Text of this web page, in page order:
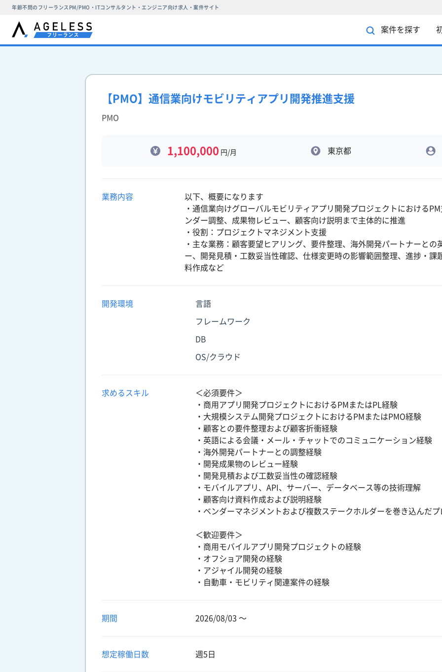
年齢不問のフリーランスPM/PMO・ITコンサルタント・エンジニア向け求人・案件サイト
案件を探す
【PMO】通信業向けモビリティアプリ開発推進支援
PMO
1,100,000 円/月 東京都
業務内容
以下、概要になります
・通信業向けグローバルモビリティアプリ開発プロジェクトにおける
ンダー調整、成果物レビュー、顧客向け説明まで主体的に推進
・役割：プロジェクトマネジメント支援
・主な業務：顧客要望ヒアリング、要件整理、海外開発パートナーとの
ー、開発見積・工数妥当性確認、仕様変更時の影響範囲整理、進捗・課
料作成など
開発環境 言語
フレームワーク
DB
OS/クラウド
求めるスキル
＜必須要件＞
・商用アプリ開発プロジェクトにおけるPMまたはPL経験
・大規模システム開発プロジェクトにおけるPMまたはPMO経験
・顧客との要件整理および顧客折衝経験
・英語による会議・メール・チャットでのコミュニケーション経験
・海外開発パートナーとの調整経験
・開発成果物のレビュー経験
・開発見積および工数妥当性の確認経験
・モバイルアプリ、API、サーバー、データベース等の技術理解
・顧客向け資料作成および説明経験
・ベンダーマネジメントおよび複数ステークホルダーを巻き込んだ
＜歓迎要件＞
・商用モバイルアプリ開発プロジェクトの経験
・オフショア開発の経験
・アジャイル開発の経験
・自動車・モビリティ関連案件の経験
期間 2026/08/03 〜
想定稼働日数 週5日